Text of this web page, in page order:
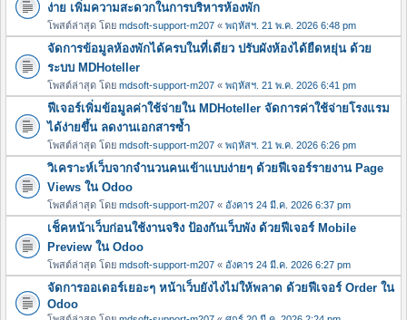
ง่าย เพิ่มความสะดวกในการบริหารห้องพัก
โพสต์ล่าสุด โดย mdsoft-support-m207 « พฤหัสฯ. 21 พ.ค. 2026 6:48 pm
จัดการข้อมูลห้องพักได้ครบในที่เดียว ปรับผังห้องได้ยืดหยุ่น ด้วย
ระบบ MDHoteller
โพสต์ล่าสุด โดย mdsoft-support-m207 « พฤหัสฯ. 21 พ.ค. 2026 6:41 pm
ฟีเจอร์เพิ่มข้อมูลค่าใช้จ่ายใน MDHoteller จัดการค่าใช้จ่ายโรงแรม
ได้ง่ายขึ้น ลดงานเอกสารซ้ำ
โพสต์ล่าสุด โดย mdsoft-support-m207 « พฤหัสฯ. 21 พ.ค. 2026 6:26 pm
วิเคราะห์เว็บจากจำนวนคนเข้าแบบง่ายๆ ด้วยฟีเจอร์รายงาน Page
Views ใน Odoo
โพสต์ล่าสุด โดย mdsoft-support-m207 « อังคาร 24 มี.ค. 2026 6:37 pm
เช็คหน้าเว็บก่อนใช้งานจริง ป้องกันเว็บพัง ด้วยฟีเจอร์ Mobile
Preview ใน Odoo
โพสต์ล่าสุด โดย mdsoft-support-m207 « อังคาร 24 มี.ค. 2026 6:27 pm
จัดการออเดอร์เยอะๆ หน้าเว็บยังไงไม่ให้พลาด ด้วยฟีเจอร์ Order ใน
Odoo